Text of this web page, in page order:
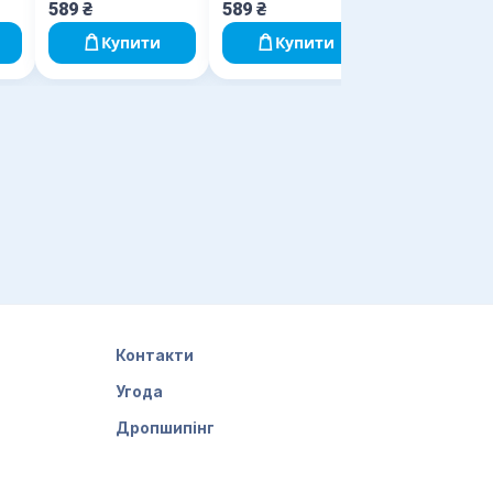
589 ₴
Купити
589 ₴
Купити
Контакти
Угода
Дропшипінг